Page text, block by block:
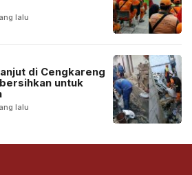
lalu
lalu
di Cengkareng
untuk